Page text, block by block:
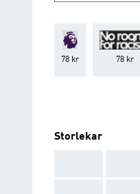
78 kr 78 kr
Storlekar